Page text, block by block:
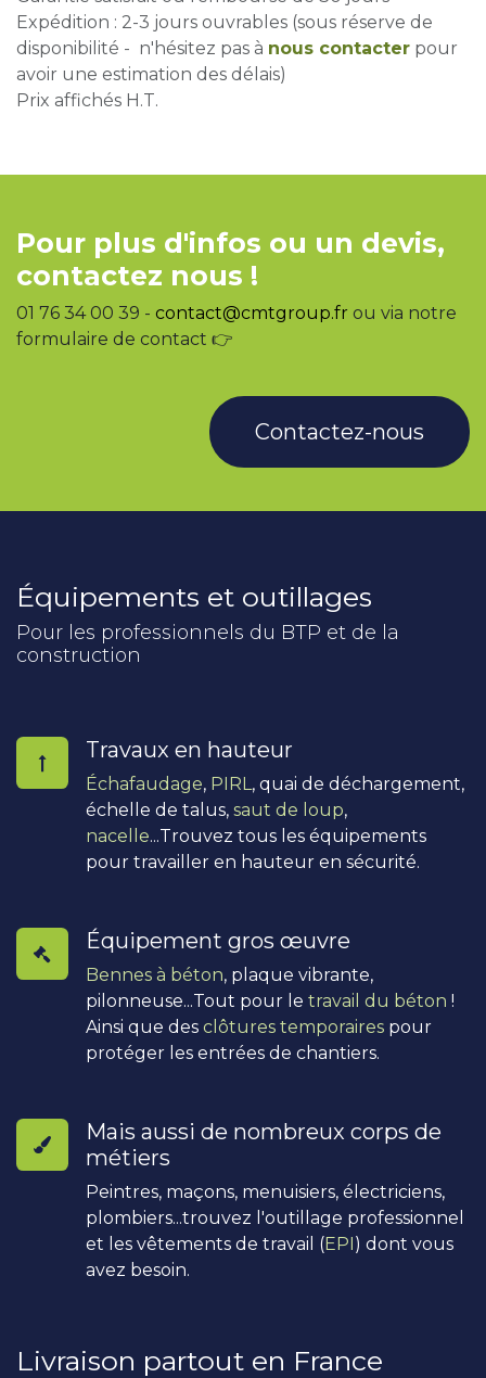
Expédition : 2-3 jours ouvrables (sous réserve de
disponibilité - n'hésitez pas à nous contacter pour
avoir une estimation des délais)
Prix affichés H.T.
Pour plus d'infos ou un devis,
contactez nous !
01 76 34 00 39 - contact@cmtgroup.fr ou via notre
formulaire de contact 👉
Contactez-nous
Équipements et outillages
Pour les professionnels du BTP et de la
construction
Travaux en hauteur
Échafaudage, PIRL , quai de déchargement,
échelle de talus, saut de loup,
nacelle...Trouvez tous les équipements
pour travailler en hauteur en sécurité.
Équipement gros œuvre
Bennes à béton, plaque vibrante,
pilonneuse...Tout pour le travail du béton !
Ainsi que des clôtures temporaires pour
protéger les entrées de chantiers.
Mais aussi de nombreux corps de
métiers
Peintres, maçons, menuisiers, électriciens,
plombiers...trouvez l'outillage professionnel
et les vêtements de travail (EPI) dont vous
avez besoin.
Livraison partout en France